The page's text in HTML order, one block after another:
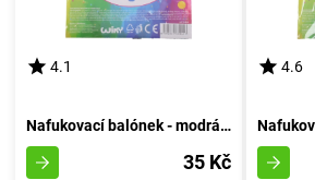
4.1
Nafukovací balónek - modrá velikost 3
35 Kč
4.6